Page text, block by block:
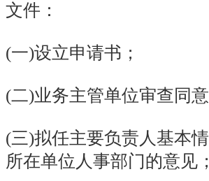
文件：
(一)设立申请书；
(二)业务主管单位审查同意
(三)拟任主要负责人基本
所在单位人事部门的意见；